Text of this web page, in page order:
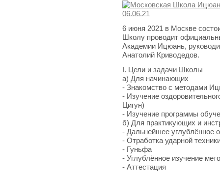
6 июня 2021 в Москве
Школу проводит
Академии Ицюань,
Анатолий Криводедов.
I. Цели и задачи Школы
а) Для начинающих
- Знакомство с методами
- Изучение
Цигун)
- Изучение программы
б) Для практикующих и
- Дальнейшее углублённое
- Отработка ударной
- Гуньфа
- Углублённое изучение
- Аттестация